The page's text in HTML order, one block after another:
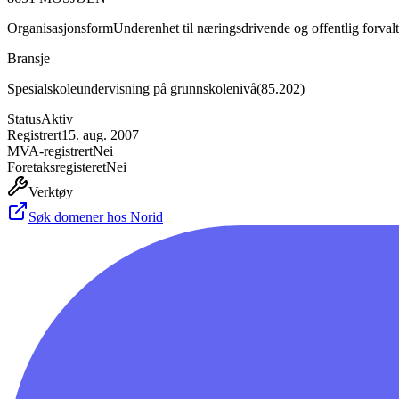
OrganisasjonsformUnderenhet til næringsdrivende og offentlig
Bransje
Spesialskoleundervisning på grunnskolenivå(85.202)
StatusAktiv
Registrert15. aug. 2007
MVA-registrertNei
ForetaksregisteretNei
Verktøy
Søk domener hos Norid